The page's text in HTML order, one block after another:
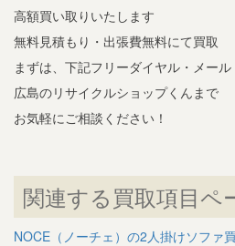
高額買い取りいたします
無料見積もり・出張費無料にて買取
まずは、下記フリーダイヤル・メール
広島のリサイクルショップくんまで
お気軽にご相談ください！
関連する買取項目ペ
NOCE（ノーチェ）の2人掛けソファ